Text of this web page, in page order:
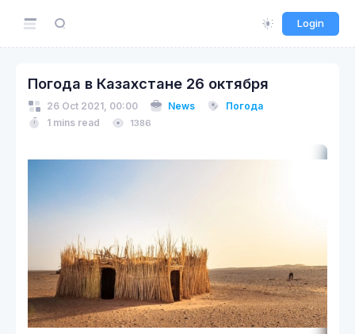
Login
Погода в Казахстане 26 октября
26 Oct 2021, 00:00 News
Погода
1 mins read
1386